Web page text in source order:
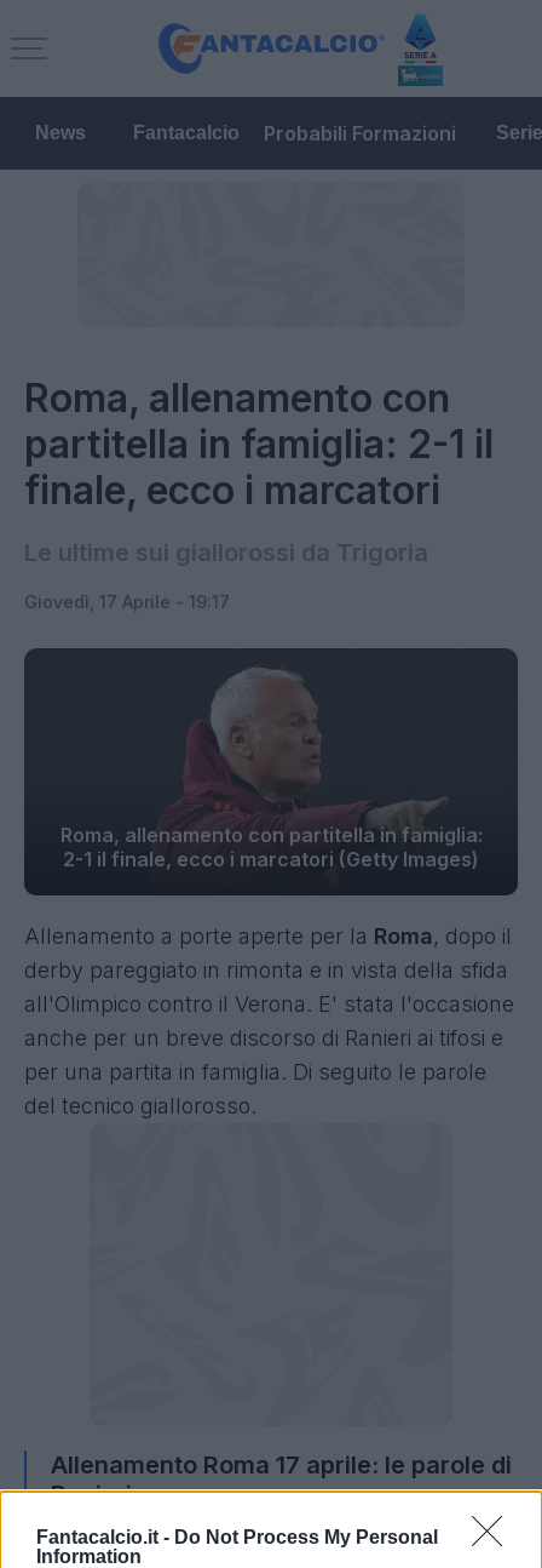
Fantacalcio.it - Do Not Process My Personal
Information
News Fantacalcio Probabili Formazioni
Roma, allenamento con
partitella in famiglia: 2-1 il
finale, ecco i marcatori
Le ultime sui giallorossi da Trigoria
Giovedì, 17 Aprile - 19:17
Roma, allenamento con partitella in famiglia:
2-1 il finale, ecco i marcatori (Getty Images)
Allenamento a porte aperte per la Roma, dopo il
derby pareggiato in rimonta e in vista della sfida
all'Olimpico contro il Verona. E' stata l'occasione
anche per un breve discorso di Ranieri ai tifosi e
per una partita in famiglia. Di seguito le parole
del tecnico giallorosso.
Allenamento Roma 17 aprile: le parole di
Ranieri
"Vi vogliamo ringraziare per l'amore che ci